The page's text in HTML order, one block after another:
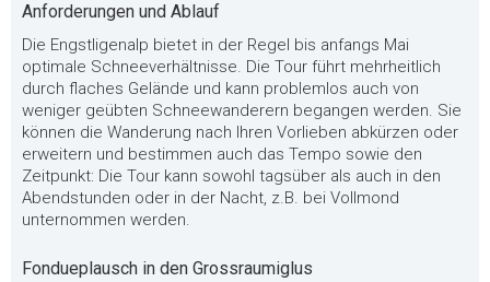
Anforderungen und Ablauf
Die Engstligenalp bietet in der Regel bis anfangs Mai
optimale Schneeverhältnisse. Die Tour führt mehrheitlich
durch flaches Gelände und kann problemlos auch von
weniger geübten Schneewanderern begangen werden. Sie
können die Wanderung nach Ihren Vorlieben abkürzen oder
erweitern und bestimmen auch das Tempo sowie den
Zeitpunkt: Die Tour kann sowohl tagsüber als auch in den
Abendstunden oder in der Nacht, z.B. bei Vollmond
unternommen werden.
Fondueplausch in den Grossraumiglus